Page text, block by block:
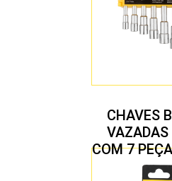
CHAVES
COM 7
MM